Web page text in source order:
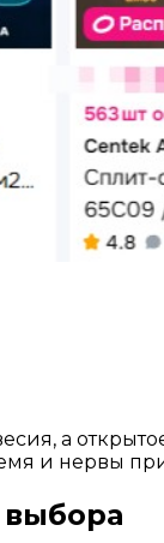
а
и нервы